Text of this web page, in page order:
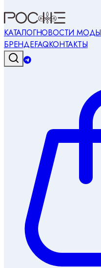
КАТАЛОГНОВОСТИ МОДЫ
БРЕНДЕFAQКОНТАКТЫ